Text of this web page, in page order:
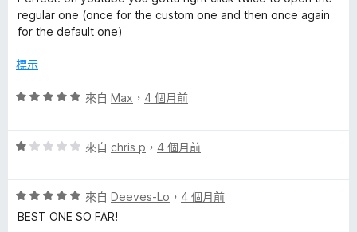
分
滿
分
分
5
分
滿
5
regular one (once for the custom one and then once again
for the default one)
標示
評
分
分
5
來自 Max ， 4 個月前
評
分
，
來自 chris p ， 4 個月前
評
價
來自 Deeves-Lo ， 4 個月前
BEST ONE SO FAR!